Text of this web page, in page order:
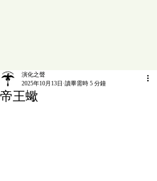
帝王蠍
演化之聲
2025年10月13日 讀畢需時 5 分鐘